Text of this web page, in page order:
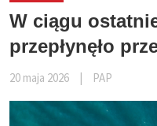
W ciągu
przepłynęło
20 maja 2026 PAP